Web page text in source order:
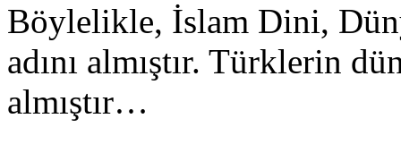
Böylelikle, İslam Dini,
adını almıştır. Türklerin
almıştır…